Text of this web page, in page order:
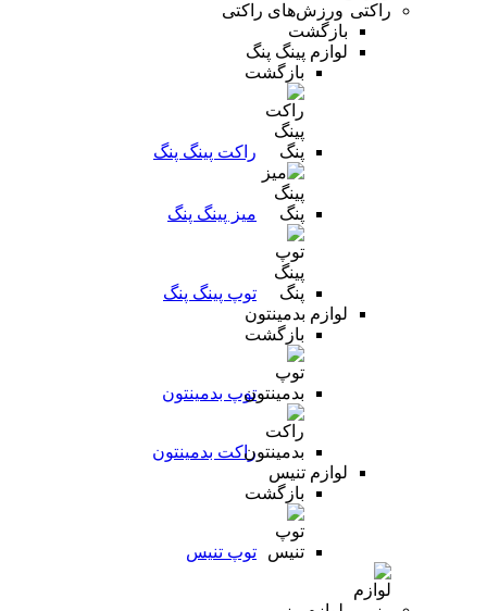
ورزش‌های راکتی
بازگشت
لوازم پینگ پنگ
بازگشت
راکت پینگ پنگ
میز پینگ پنگ
توپ پینگ پنگ
لوازم بدمینتون
بازگشت
توپ بدمینتون
راکت بدمینتون
لوازم تنیس
بازگشت
توپ تنیس